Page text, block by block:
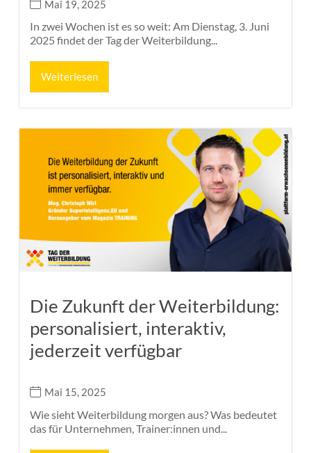
Mai 19, 2025
In zwei Wochen ist es so weit: Am Dienstag, 3. Juni
2025 findet der Tag der Weiterbildung...
Weiterlesen
Die Zukunft der Weiterbildung:
personalisiert, interaktiv,
jederzeit verfügbar
Mai 15, 2025
Wie sieht Weiterbildung morgen aus? Was bedeutet
das für Unternehmen, Trainer:innen und...